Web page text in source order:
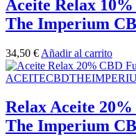
Aceite Relax
The Imperium
34,50 € Añadir al carrito
Relax Aceite
The Imperium